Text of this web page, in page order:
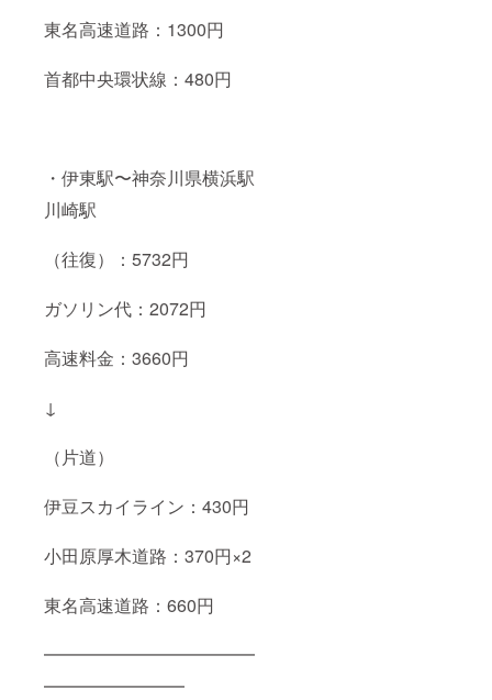
東名高速道路：1300円
首都中央環状線：480円
・伊東駅〜神奈川県横浜駅
川崎駅
（往復）：5732円
ガソリン代：2072円
高速料金：3660円
↓
（片道）
伊豆スカイライン：430円
小田原厚木道路：370円×2
東名高速道路：660円
━━━━━━━━━━━━
━━━━━━━━